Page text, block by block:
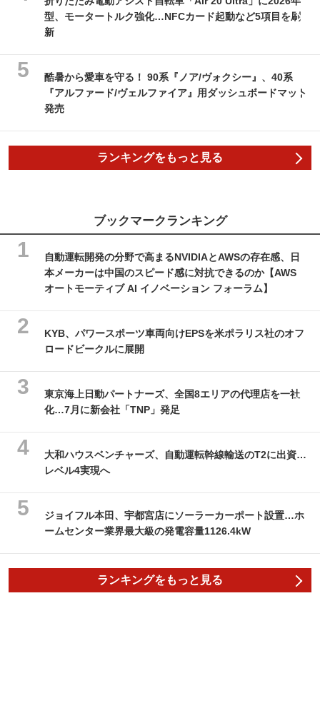
型、モータートルク強化…NFCカード起動など5項目を刷
新
酷暑から愛車を守る！ 90系『ノア/ヴォクシー』、40系
『アルファード/ヴェルファイア』用ダッシュボードマット
発売
ランキングをもっと見る
ブックマークランキング
自動運転開発の分野で高まるNVIDIAとAWSの存在感、日
本メーカーは中国のスピード感に対抗できるのか【AWS
オートモーティブ AI イノベーション フォーラム】
KYB、パワースポーツ車両向けEPSを米ポラリス社のオフ
ロードビークルに展開
東京海上日動パートナーズ、全国8エリアの代理店を一社
化…7月に新会社「TNP」発足
大和ハウスベンチャーズ、自動運転幹線輸送のT2に出資…
レベル4実現へ
ジョイフル本田、宇都宮店にソーラーカーポート設置…ホ
ームセンター業界最大級の発電容量1126.4kW
ランキングをもっと見る